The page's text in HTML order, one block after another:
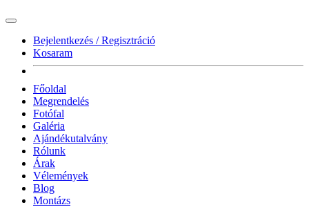
Bejelentkezés / Regisztráció
Kosaram
Főoldal
Megrendelés
Fotófal
Galéria
Ajándékutalvány
Rólunk
Árak
Vélemények
Blog
Montázs